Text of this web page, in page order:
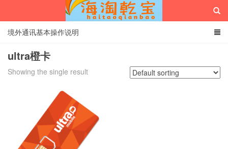
海淘乾宝
境外通讯基本操作说明
ultra橙卡
Showing the single result